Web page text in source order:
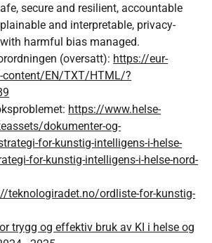
secure and resilient, accountable
and interpretable, privacy-
harmful bias managed.
(oversatt): https://eur-
content/EN/TXT/HTML/?
https://www.helse-
dokumenter-og-
for-kunstig-intelligens-i-helse-
for-kunstig-intelligens-i-helse-nord-
teknologiradet.no/ordliste-for-kunstig-
trygg og effektiv bruk av KI i helse og